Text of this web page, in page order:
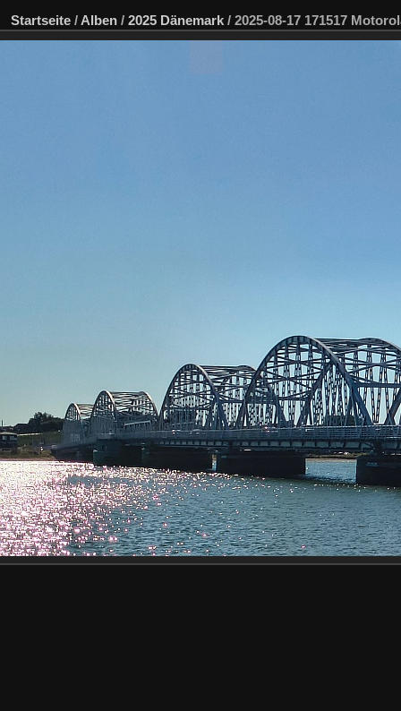
Startseite / Alben / 2025 Dänemark / 2025-08-17 171517